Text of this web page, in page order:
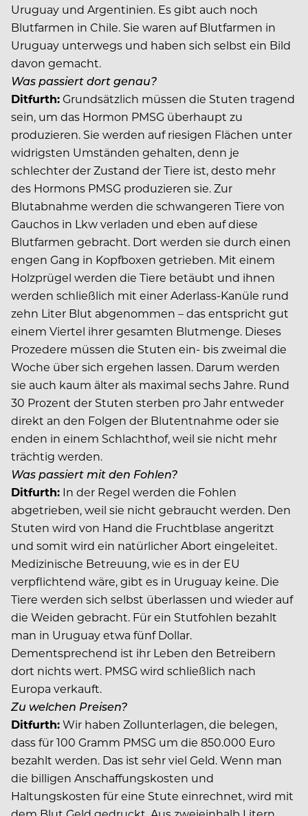
Uruguay und Argentinien. Es gibt auch noch
Blutfarmen in Chile. Sie waren auf Blutfarmen in
Uruguay unterwegs und haben sich selbst ein Bild
davon gemacht.
Was passiert dort genau?
Ditfurth:Grundsätzlich müssen die Stuten tragend
sein, um das Hormon PMSG überhaupt zu
produzieren. Sie werden auf riesigen Flächen unter
widrigsten Umständen gehalten, denn je
schlechter der Zustand der Tiere ist, desto mehr
des Hormons PMSG produzieren sie. Zur
Blutabnahme werden die schwangeren Tiere von
Gauchos in Lkw verladen und eben auf diese
Blutfarmen gebracht. Dort werden sie durch einen
engen Gang in Kopfboxen getrieben. Mit einem
Holzprügel werden die Tiere betäubt und ihnen
werden schließlich mit einer Aderlass-Kanüle rund
zehn Liter Blut abgenommen – das entspricht gut
einem Viertel ihrer gesamten Blutmenge. Dieses
Prozedere müssen die Stuten ein- bis zweimal die
Woche über sich ergehen lassen. Darum werden
sie auch kaum älter als maximal sechs Jahre. Rund
30 Prozent der Stuten sterben pro Jahr entweder
direkt an den Folgen der Blutentnahme oder sie
enden in einem Schlachthof, weil sie nicht mehr
trächtig werden.
Was passiert mit den Fohlen?
Ditfurth: In der Regel werden die Fohlen
abgetrieben, weil sie nicht gebraucht werden. Den
Stuten wird von Hand die Fruchtblase angeritzt
und somit wird ein natürlicher Abort eingeleitet.
Medizinische Betreuung, wie es in der EU
verpflichtend wäre, gibt es in Uruguay keine. Die
Tiere werden sich selbst überlassen und wieder auf
die Weiden gebracht. Für ein Stutfohlen bezahlt
man in Uruguay etwa fünf Dollar.
Dementsprechend ist ihr Leben den Betreibern
dort nichts wert. PMSG wird schließlich nach
Europa verkauft.
Zu welchen Preisen?
Ditfurth:Wir haben Zollunterlagen, die belegen,
dass für 100 Gramm PMSG um die 850.000 Euro
bezahlt werden. Das ist sehr viel Geld. Wenn man
die billigen Anschaffungskosten und
Haltungskosten für eine Stute einrechnet, wird mit